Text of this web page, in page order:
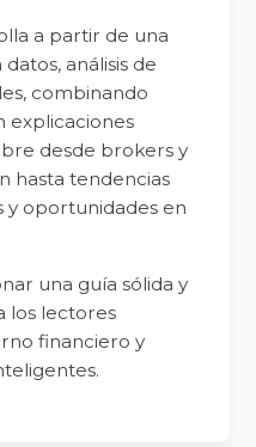
a partir de una
análisis de
combinando
explicaciones
desde brokers y
hasta tendencias
y oportunidades en
una guía sólida y
los lectores
financiero y